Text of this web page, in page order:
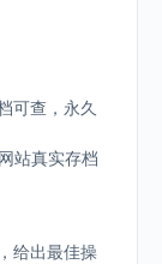
可查，永久
站真实存档
给出最佳操